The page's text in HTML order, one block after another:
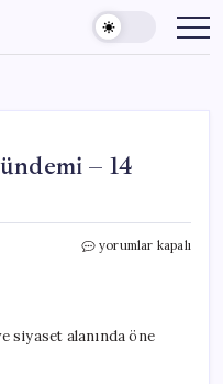
– 14
Ekonomi
14
yorumlar kapalı
siyaset alanında öne